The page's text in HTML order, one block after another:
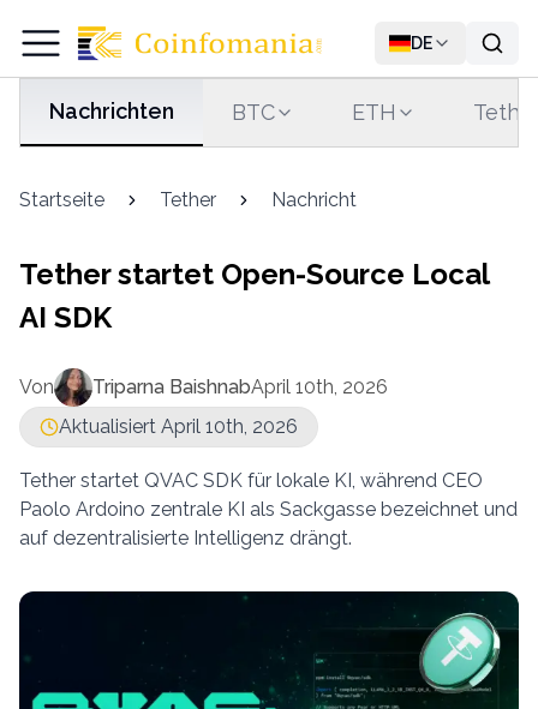
DE
Nachrichten BTC ETH
Startseite Tether Nachricht
Tether startet Open-Source Local
AI SDK
Von Triparna BaishnabApril 10th, 2026
Aktualisiert April 10th, 2026
Tether startet QVAC SDK für lokale KI, während CEO
Paolo Ardoino zentrale KI als Sackgasse bezeichnet und
auf dezentralisierte Intelligenz drängt.